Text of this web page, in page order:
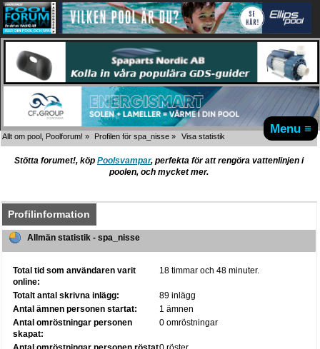
Menu ≡
Allt om pool, Poolforum! » Profilen för spa_nisse » Visa statistik
Stötta forumet!, köp Poolsvampar, perfekta för att rengöra vattenlinjen i
poolen, och mycket mer.
Profilinformation
Allmän statistik - spa_nisse
Total tid som användaren varit
online:
18 timmar och 48 minuter.
Totalt antal skrivna inlägg:
89 inlägg
Antal ämnen personen startat:
1 ämnen
Antal omröstningar personen
skapat:
0 omröstningar